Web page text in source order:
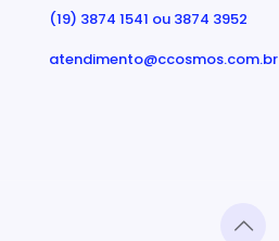
(19) 3874 1541 ou 3874 3952
atendimento@ccosmos.com.br